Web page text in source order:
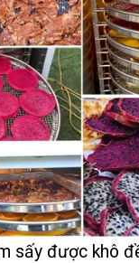
sấy được khô